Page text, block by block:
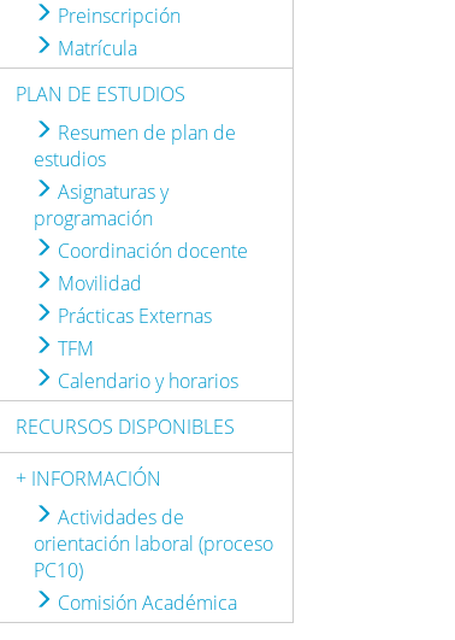
Preinscripción
Matrícula
PLAN DE ESTUDIOS
Resumen de plan de
estudios
Asignaturas y
programación
Coordinación docente
Movilidad
Prácticas Externas
TFM
Calendario y horarios
RECURSOS DISPONIBLES
+ INFORMACIÓN
Actividades de
orientación laboral (proceso
PC10)
Comisión Académica